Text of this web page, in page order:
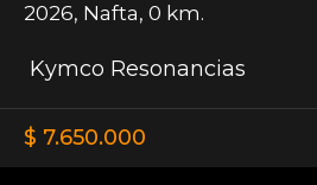
2026, Nafta, 0 km.
Kymco Resonancias
$ 7.650.000